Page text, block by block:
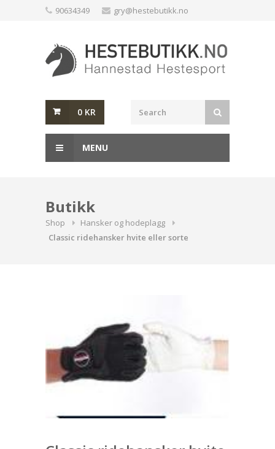
90634349 gry@hestebutikk.no
0 KR
MENU
Butikk
Shop
Hansker og hodeplagg
Classic ridehansker hvite eller sorte